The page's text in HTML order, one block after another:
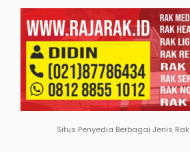
Situs Penyedia Berbagai Jenis Rak